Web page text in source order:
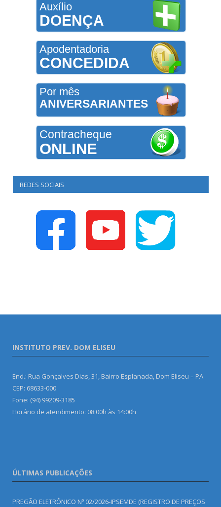
Auxílio
DOENÇA
Apodentadoria
CONCEDIDA
Por mês
ANIVERSARIANTES
Contracheque
ONLINE
REDES SOCIAIS
INSTITUTO PREV. DOM ELISEU
End.: Rua Gonçalves Dias, 31, Bairro Esplanada, Dom Eliseu – PA
CEP: 68633-000
Fone: (94) 99209-3185
Horário de atendimento: 08:00h às 14:00h
ÚLTIMAS PUBLICAÇÕES
PREGÃO ELETRÔNICO Nº 02/2026-IPSEMDE (REGISTRO DE PREÇOS